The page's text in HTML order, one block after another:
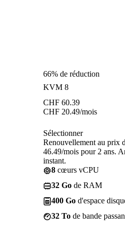
66% de réduction
KVM 8
CHF 60.39
CHF 20.49/mois
Sélectionner
Renouvellement au prix
46.49/mois pour 2 ans.
instant.
8 cœurs vCPU
32 Go de RAM
400 Go d'espace
32 To de bande